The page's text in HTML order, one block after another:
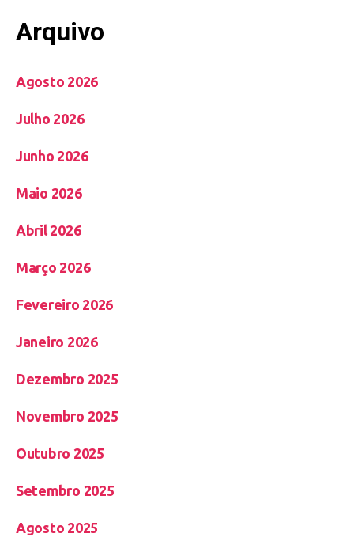
Arquivo
Agosto 2026
Julho 2026
Junho 2026
Maio 2026
Abril 2026
Março 2026
Fevereiro 2026
Janeiro 2026
Dezembro 2025
Novembro 2025
Outubro 2025
Setembro 2025
Agosto 2025